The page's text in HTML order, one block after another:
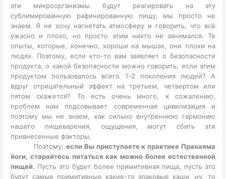
эти микроорганизмы будут реагировать на эту
сублимированную рафинированную пищу, мы просто не
знаем. Я не хочу нагнетать атмосферу и говорить, что всё
ужасно и плохо, но просто этим никто не занимался. Те
опыты, которые, конечно, хороши на мышах, они плохи на
людях. Поэтому, если кто-то вам заявляет о безопасности
продукта, о какой безопасности можно говорить, если этим
продуктом пользовалось всего 1-2 поколения людей? А
вдруг отрицательный эффект на третьем, четвертом или
пятом скажется? То есть очень много, к сожалению,
проблем нам подсовывает современная цивилизация и
поэтому мы не знаем, как сильно внутреннюю гармонию
нашего пищеварения, ощущения, могут сбить эти
привнесенные факторы.
Поэтому,если Вы приступаете к практике Пранаяма
йоги, старайтесь питаться как можно более естественной
пищей. Пусть это будет более примитивная пища, пусть это
будут самые примитивные какие-то злаковые каши, ну, то